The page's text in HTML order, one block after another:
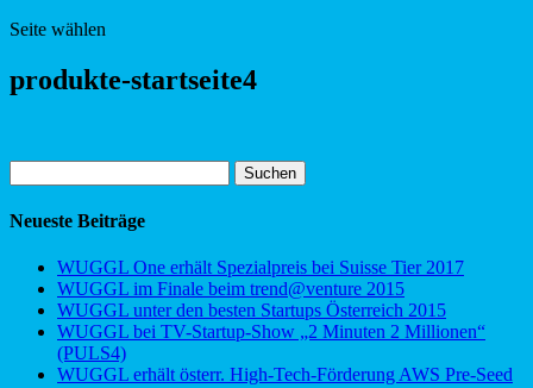
Seite wählen
produkte-startseite4
nach:
Neueste Beiträge
WUGGL One erhält Spezialpreis bei Suisse Tier 2017
WUGGL im Finale beim trend@venture 2015
WUGGL unter den besten Startups Österreich 2015
WUGGL bei TV-Startup-Show „2 Minuten 2 Millionen“
(PULS4)
WUGGL erhält österr. High-Tech-Förderung AWS Pre-Seed